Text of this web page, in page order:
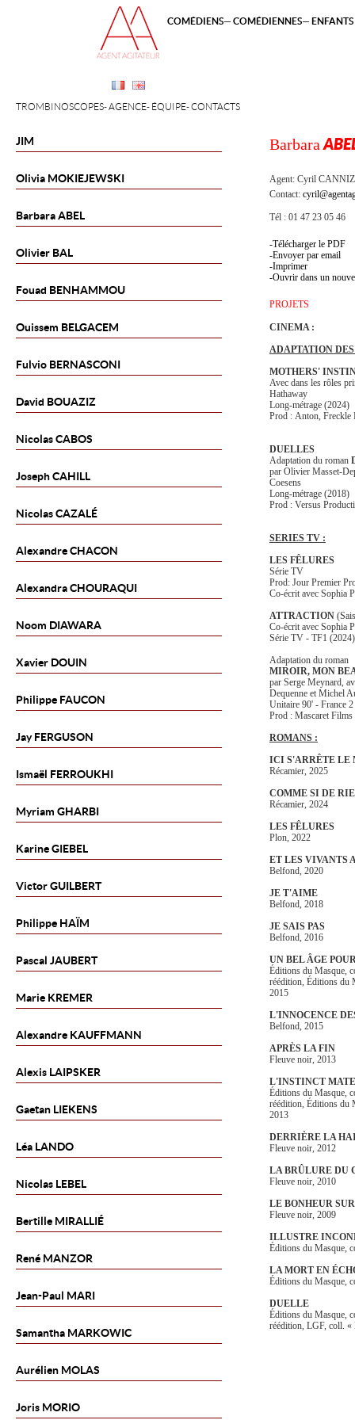
JIM
Olivia MOKIEJEWSKI
BarbaraABEL
Olivier BAL
Fouad BENHAMMOU
Ouissem BELGACEM
Fulvio BERNASCONI
David BOUAZIZ
NicolasCABOS
JosephCAHILL
NicolasCAZALÉ
AlexandreCHACON
AlexandraCHOURAQUI
Noom DIAWARA
Xavier DOUIN
Philippe FAUCON
JayFERGUSON
Ismaël FERROUKHI
Myriam GHARBI
KarineGIEBEL
VictorGUILBERT
Philippe HAÏM
Pascal JAUBERT
Marie KREMER
Alexandre KAUFFMANN
Alexis LAIPSKER
Gaetan LIEKENS
Léa LANDO
Nicolas LEBEL
Bertille MIRALLIÉ
René MANZOR
Jean-Paul MARI
Samantha MARKOWIC
Aurélien MOLAS
Joris MORIO
TROMBINOSCOPES AGENCE ÉQUIPE CONTACTS
COMÉDIENS COMÉDIENNES
Barbara
Agent: Cyril
Contact:
Tél : 01 47 23 05 46
Télécharger le PDF
Envoyer par email
Imprimer
Ouvrir dans un
PROJETS
CINEMA :
ADAPTATION
MOTHERS'
Avec dans les rôles
Hathaway
Long-métrage (2024)
Prod : Anton, Freckle
DUELLES
Adaptation du roman
par Olivier Masset-
Coesens
Long-métrage (2018)
Prod : Versus
SERIES TV :
LES FÊLURES
Série TV
Prod: Jour Premier
Co-écrit avec Sophia
ATTRACTION (
Co-écrit avec Sophia
Série TV - TF1 (2024)
Adaptation du roman
MIROIR, MON
par Serge Meynard,
Dequenne et Michel
Unitaire 90' - France
Prod : Mascaret
ROMANS :
ICI S'ARRÊTE LE
Récamier, 2025
COMME SI DE
Récamier, 2024
LES FÊLURES
Plon, 2022
ET LES VIVANTS
Belfond, 2020
JE T'AIME
Belfond, 2018
JE SAIS PAS
Belfond, 2016
UN BEL ÂGE
Éditions du Masque,
réédition, Éditions du
2015
L'INNOCENCE
Belfond, 2015
APRÈS LA FIN
Fleuve noir, 2013
L'INSTINCT
Éditions du Masque,
réédition, Éditions du
2013
DERRIÈRE LA
Fleuve noir, 2012
LA BRÛLURE DU
Fleuve noir, 2010
LE BONHEUR
Fleuve noir, 2009
ILLUSTRE
Éditions du Masque,
LA MORT EN
Éditions du Masque,
DUELLE
Éditions du Masque,
réédition, LGF, coll. «